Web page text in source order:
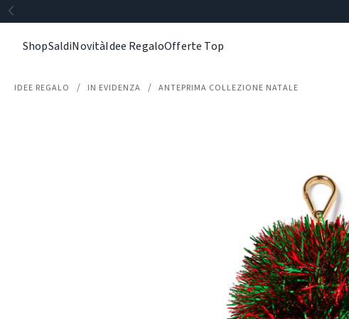
ShopSaldiNovitàIdee RegaloOfferte Top
IDEE REGALO IN EVIDENZA ANTEPRIMA COLLEZIONE NATALE